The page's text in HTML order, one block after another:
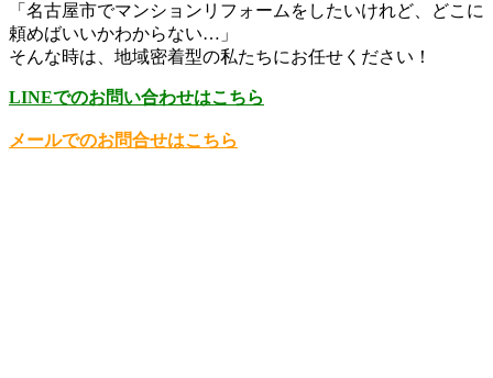
「名古屋市でマンションリフォームをしたいけれど、どこに
頼めばいいかわからない…」
そんな時は、地域密着型の私たちにお任せください！
LINEでのお問い合わせはこちら
メールでのお問合せはこちら